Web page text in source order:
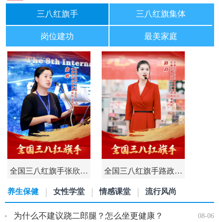
三八红旗手 三八红旗集体
岗位建功 最美家庭
全国三八红旗手张欣… 全国三八红旗手路政…
养生保健 女性学堂 情感课堂 流行风尚
08-06
为什么不建议跷二郎腿？怎么坐更健康？